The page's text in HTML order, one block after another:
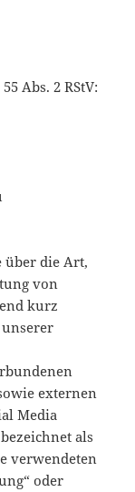
Abs. 2 RStV:
über die Art,
von
kurz
unserer
externen
Media
als
verwendeten
oder